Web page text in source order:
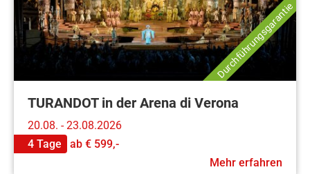
Durchführungsgarantie
TURANDOT in der Arena di Verona
20.08. - 23.08.2026
4 Tage
ab € 599,-
Mehr erfahren